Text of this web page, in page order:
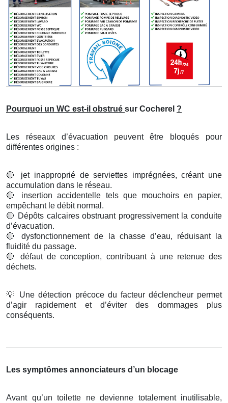
Pourquoi un WC est-il obstrué sur Cocherel ?
Les réseaux d’évacuation peuvent être bloqués pour
différentes origines :
🔴
jet inapproprié de serviettes imprégnées, créant une
accumulation dans le réseau.
🔴
insertion accidentelle tels que mouchoirs en papier,
empêchant le débit normal.
🔴 Dépôts calcaires obstruant progressivement la conduite
d’évacuation.
🔴
dysfonctionnement de la chasse d’eau, réduisant la
fluidité du passage.
🔴
défaut de conception, contribuant à une retenue des
déchets.
💡
Une détection précoce du facteur déclencheur permet
d’agir rapidement et d’éviter des dommages plus
conséquents.
Les symptômes annonciateurs d’un blocage
Avant qu’un toilette ne devienne totalement inutilisable,